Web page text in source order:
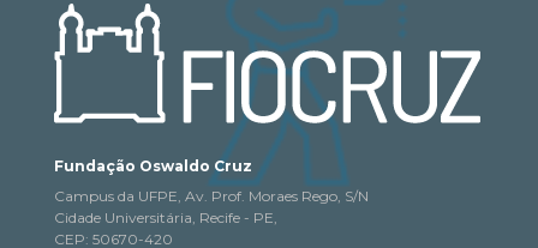
Fundação Oswaldo Cruz
Campus da UFPE, Av. Prof. Moraes Rego, S/N
Cidade Universitária, Recife - PE,
CEP: 50670-420